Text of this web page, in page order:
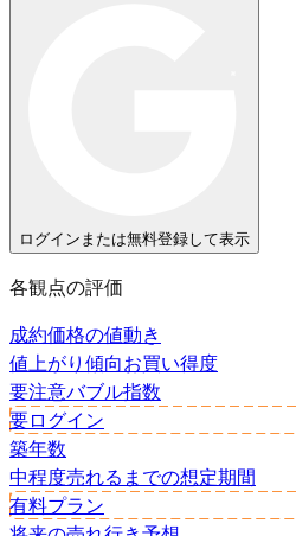
ログインまたは無料登録して表示
各観点の評価
成約価格の値動き
値上がり傾向お買い得度
要注意バブル指数
要ログイン
築年数
中程度売れるまでの想定期間
有料プラン